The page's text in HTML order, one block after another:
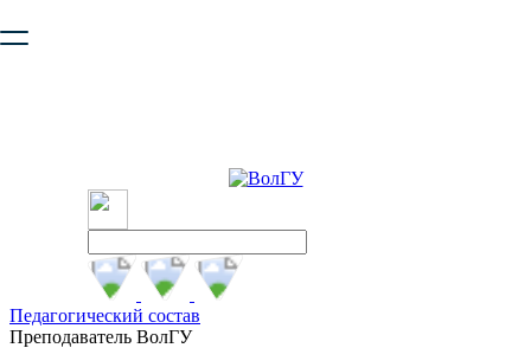
безопасную работу с сайтом. Пожалуйста
Педагогический состав
Преподаватель ВолГУ